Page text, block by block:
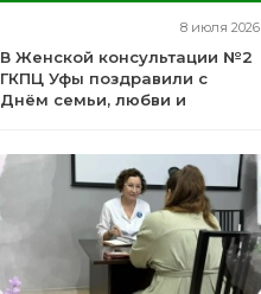
8 июля 2026
В Женской консультации №2
ГКПЦ Уфы поздравили с
Днём семьи, любви и